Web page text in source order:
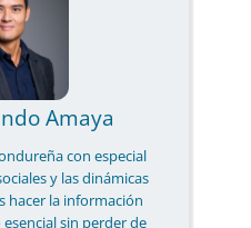
Amaya
con especial
y las dinámicas
hacer la información
sin perder de